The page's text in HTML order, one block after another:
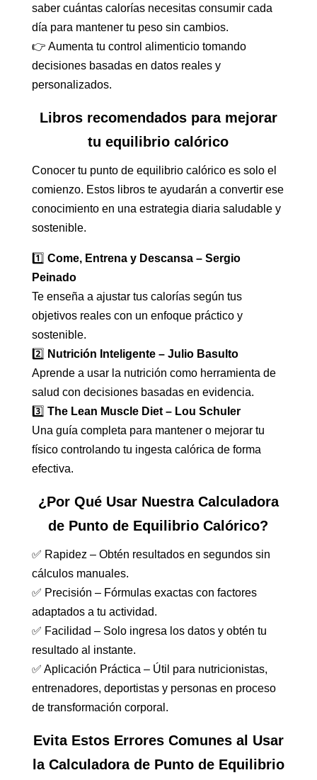
saber cuántas calorías necesitas consumir cada
día para mantener tu peso sin cambios.
👉 Aumenta tu control alimenticio tomando
decisiones basadas en datos reales y
personalizados.
Libros recomendados para mejorar
tu equilibrio calórico
Conocer tu punto de equilibrio calórico es solo el
comienzo. Estos libros te ayudarán a convertir ese
conocimiento en una estrategia diaria saludable y
sostenible.
1️⃣ Come, Entrena y Descansa – Sergio
Peinado
Te enseña a ajustar tus calorías según tus
objetivos reales con un enfoque práctico y
sostenible.
2️⃣ Nutrición Inteligente – Julio Basulto
Aprende a usar la nutrición como herramienta de
salud con decisiones basadas en evidencia.
3️⃣ The Lean Muscle Diet – Lou Schuler
Una guía completa para mantener o mejorar tu
físico controlando tu ingesta calórica de forma
efectiva.
¿Por Qué Usar Nuestra Calculadora
de Punto de Equilibrio Calórico?
✅ Rapidez – Obtén resultados en segundos sin
cálculos manuales.
✅ Precisión – Fórmulas exactas con factores
adaptados a tu actividad.
✅ Facilidad – Solo ingresa los datos y obtén tu
resultado al instante.
✅ Aplicación Práctica – Útil para nutricionistas,
entrenadores, deportistas y personas en proceso
de transformación corporal.
Evita Estos Errores Comunes al Usar
la Calculadora de Punto de Equilibrio